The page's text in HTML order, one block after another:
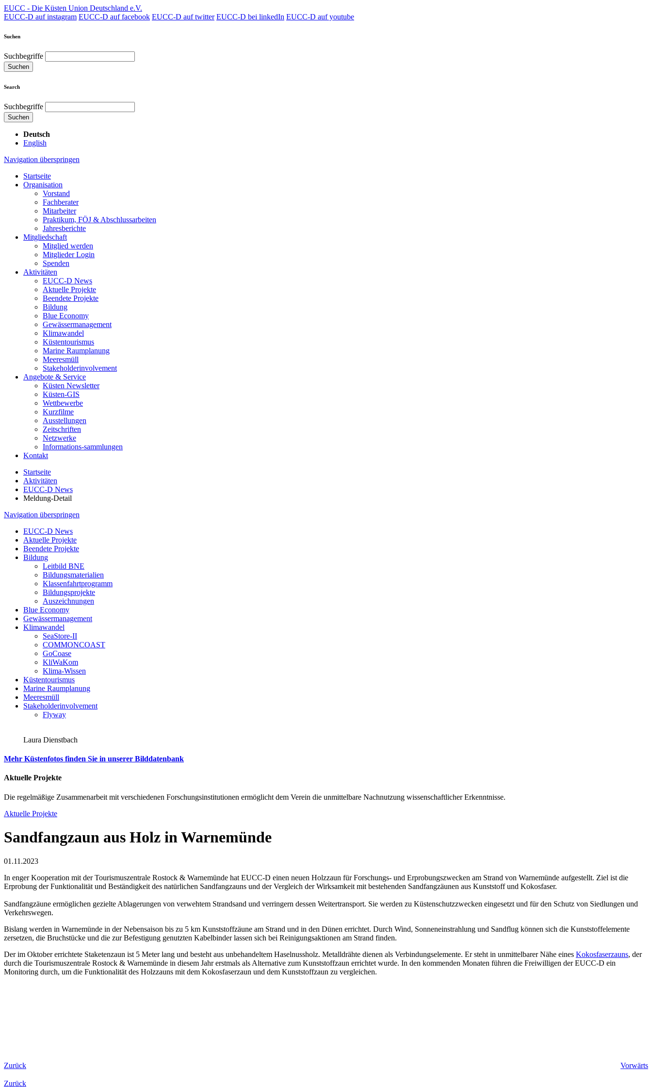
EUCC - Die Küsten Union Deutschland e.V.
EUCC-D auf instagram EUCC-D auf facebook EUCC-D auf twitter EUCC-D bei linkedIn EUCC-D auf youtube
Suchen
Suchbegriffe
Suchen
Search
Suchbegriffe
Suchen
Deutsch
English
Navigation überspringen
Startseite
Organisation
Vorstand
Fachberater
Mitarbeiter
Praktikum, FÖJ & Abschlussarbeiten
Jahresberichte
Mitgliedschaft
Mitglied werden
Mitglieder Login
Spenden
Aktivitäten
EUCC-D News
Aktuelle Projekte
Beendete Projekte
Bildung
Blue Economy
Gewässermanagement
Klimawandel
Küstentourismus
Marine Raumplanung
Meeresmüll
Stakeholderinvolvement
Angebote & Service
Küsten Newsletter
Küsten-GIS
Wettbewerbe
Kurzfilme
Ausstellungen
Zeitschriften
Netzwerke
Informations-sammlungen
Kontakt
Startseite
Aktivitäten
EUCC-D News
Meldung-Detail
Navigation überspringen
EUCC-D News
Aktuelle Projekte
Beendete Projekte
Bildung
Leitbild BNE
Bildungsmaterialien
Klassenfahrtprogramm
Bildungsprojekte
Auszeichnungen
Blue Economy
Gewässermanagement
Klimawandel
SeaStore-II
COMMONCOAST
GoCoase
KliWaKom
Klima-Wissen
Küstentourismus
Marine Raumplanung
Meeresmüll
Stakeholderinvolvement
Flyway
Laura Dienstbach
Mehr Küstenfotos finden Sie in unserer Bilddatenbank
Aktuelle Projekte
Die regelmäßige Zusammenarbeit mit verschiedenen Forschungsinstitutionen ermöglicht dem Verein die unmittelbare Nachnutzung wissenschaftlicher Erkenntnisse.
Aktuelle Projekte
Sandfangzaun aus Holz in Warnemünde
01.11.2023
In enger Kooperation mit der Tourismuszentrale Rostock & Warnemünde hat EUCC-D einen neuen Holzzaun für Forschungs- und Erprobungszwecken am Strand von Warnemünde aufgestellt. Ziel ist die
Erprobung der Funktionalität und Beständigkeit des natürlichen Sandfangzauns und der Vergleich der Wirksamkeit mit bestehenden Sandfangzäunen aus Kunststoff und Kokosfaser.
Sandfangzäune ermöglichen gezielte Ablagerungen von verwehtem Strandsand und verringern dessen Weitertransport. Sie werden zu Küstenschutzzwecken eingesetzt und für den Schutz von Siedlungen und
Verkehrswegen.
Bislang werden in Warnemünde in der Nebensaison bis zu 5 km Kunststoffzäune am Strand und in den Dünen errichtet. Durch Wind, Sonneneinstrahlung und Sandflug können sich die Kunststoffelemente
zersetzen, die Bruchstücke und die zur Befestigung genutzten Kabelbinder lassen sich bei Reinigungsaktionen am Strand finden.
Der im Oktober errichtete Staketenzaun ist 5 Meter lang und besteht aus unbehandeltem Haselnussholz. Metalldrähte dienen als Verbindungselemente. Er steht in unmittelbarer Nähe eines Kokosfaserzauns, der
durch die Tourismuszentrale Rostock & Warnemünde in diesem Jahr erstmals als Alternative zum Kunststoffzaun errichtet wurde. In den kommenden Monaten führen die Freiwilligen der EUCC-D ein
Monitoring durch, um die Funktionalität des Holzzauns mit dem Kokosfaserzaun und dem Kunststoffzaun zu vergleichen.
Zurück Vorwärts
Zurück